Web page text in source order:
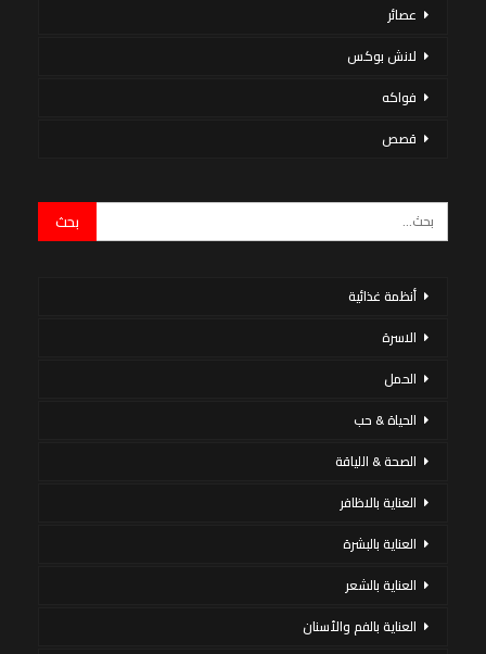
عصائر
لانش بوكس
فواكه
قصص
أنظمة غذائية
الاسرة
الحمل
الحياة & حب
الصحة & اللياقة
العناية بالاظافر
العناية بالبشرة
العناية بالشعر
العناية بالفم والأسنان